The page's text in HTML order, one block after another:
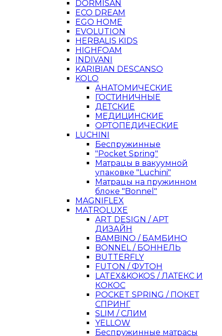
DORMISAN
ECO DREAM
EGO HOME
EVOLUTION
HERBALIS KIDS
HIGHFOAM
INDIVANI
KARIBIAN DESCANSO
KOLO
АНАТОМИЧЕСКИЕ
ГОСТИНИЧНЫЕ
ДЕТСКИЕ
МЕДИЦИНСКИЕ
ОРТОПЕДИЧЕСКИЕ
LUCHINI
Беспружинные
"Pocket Spring"
Матрацы в вакуумной
упаковке "Luchini"
Матрацы на пружинном
блоке "Bonnel"
MAGNIFLEX
MATROLUXE
ART DESIGN / АРТ
ДИЗАЙН
BAMBINO / БАМБИНО
BONNEL / БОННЕЛЬ
BUTTERFLY
FUTON / ФУТОН
LATEX&KOKOS / ЛАТЕКС И
КОКОС
POCKET SPRING / ПОКЕТ
СПРИНГ
SLIM / СЛИМ
YELLOW
Беспружинные матрасы